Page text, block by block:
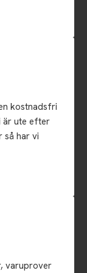
kostnadsfri
är ute efter
har vi
varuprover